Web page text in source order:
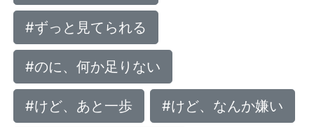
#ずっと見てられる
#のに、何か足りない
#けど、あと一歩 #けど、なんか嫌い